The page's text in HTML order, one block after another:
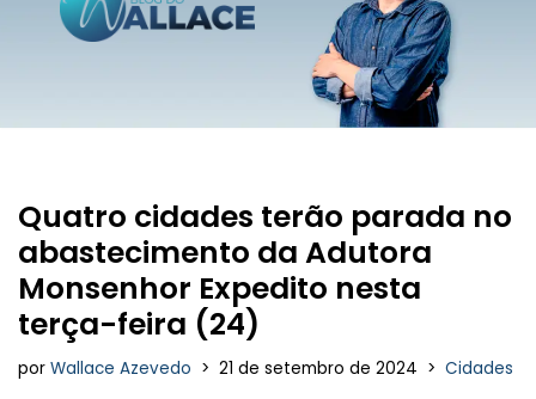
Quatro cidades terão parada no
abastecimento da Adutora
Monsenhor Expedito nesta
terça-feira (24)
por Wallace Azevedo 21 de setembro de 2024 Cidades